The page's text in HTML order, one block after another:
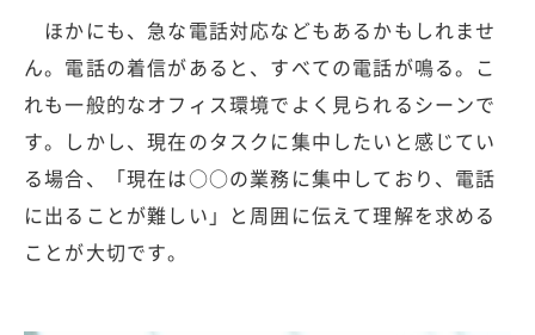
ほかにも、急な電話対応などもあるかもしれませ
ん。電話の着信があると、すべての電話が鳴る。こ
れも一般的なオフィス環境でよく見られるシーンで
す。しかし、現在のタスクに集中したいと感じてい
る場合、「現在は○○の業務に集中しており、電話
に出ることが難しい」と周囲に伝えて理解を求める
ことが大切です。